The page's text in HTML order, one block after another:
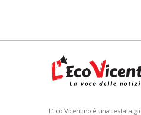
L’Eco Vicentino è una testata